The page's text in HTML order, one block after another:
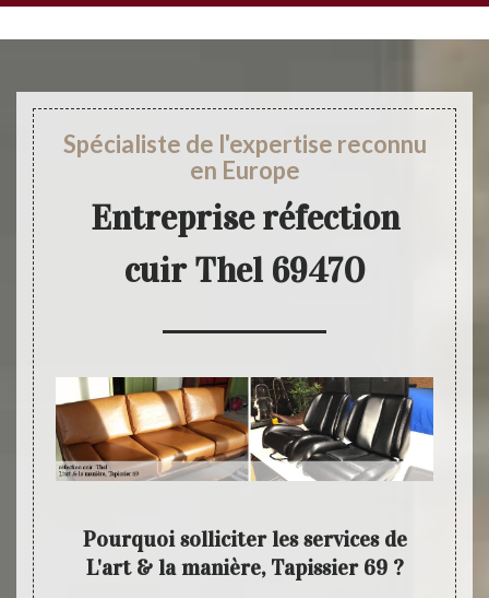
Spécialiste de l'expertise reconnu
en Europe
Entreprise réfection
cuir Thel 69470
un
Pourquoi solliciter les services de
L'art & la manière, Tapissier 69 ?